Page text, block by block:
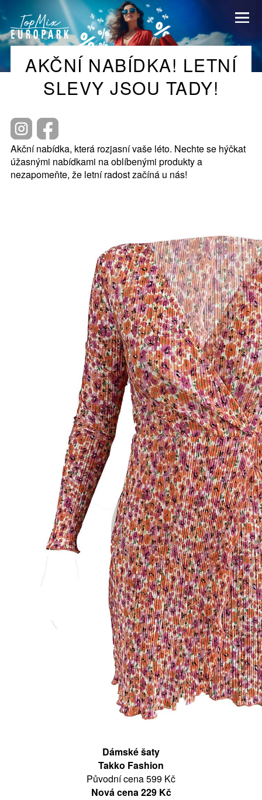
AKČNÍ NABÍDKA! LETNÍ
SLEVY JSOU TADY!
Akční nabídka, která rozjasní vaše léto. Nechte se hýčkat
úžasnými nabídkami na oblíbenými produkty a
nezapomeňte, že letní radost začíná u nás!
Dámské šaty
Takko Fashion
Původní cena 599 Kč
Nová cena 229 Kč